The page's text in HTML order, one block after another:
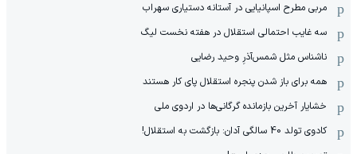
مربی مطرح اسپانیایی در آستانه دستیاری سهراب
سه غایب احتمالی استقلال در هفته نخست لیگ
ناشناس مثل شمس‌آذرِ وحید رضایی
همه برای باز شدن پنجره استقلال پای کار هستند
خشایار آخرین بازمانده گرگانی‌ها در اردوی ملی
کادوی تولد 40 سالگی آدان: بازگشت به استقلال!